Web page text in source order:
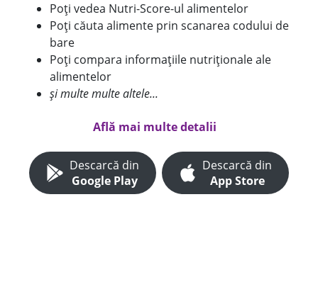
Poți vedea Nutri-Score-ul alimentelor
Poți căuta alimente prin scanarea codului de
bare
Poți compara informațiile nutriționale ale
alimentelor
și multe multe altele...
Află mai multe detalii
Descarcă din
Google Play
Descarcă din
App Store